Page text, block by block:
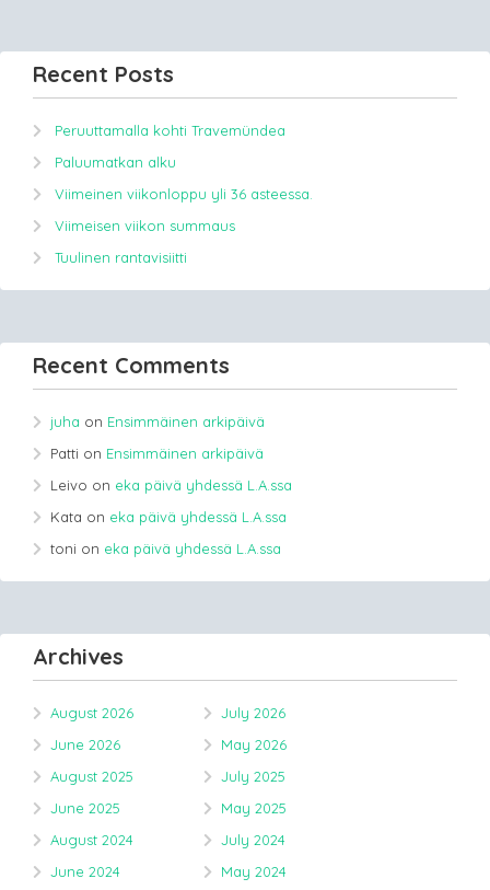
Recent Posts
Peruuttamalla kohti Travemündea
Paluumatkan alku
Viimeinen viikonloppu yli 36 asteessa.
Viimeisen viikon summaus
Tuulinen rantavisiitti
Recent Comments
juha on Ensimmäinen arkipäivä
Patti on Ensimmäinen arkipäivä
Leivo on eka päivä yhdessä L.A.ssa
Kata on eka päivä yhdessä L.A.ssa
toni on eka päivä yhdessä L.A.ssa
Archives
August 2026
July 2026
June 2026
May 2026
August 2025
July 2025
June 2025
May 2025
August 2024
July 2024
June 2024
May 2024